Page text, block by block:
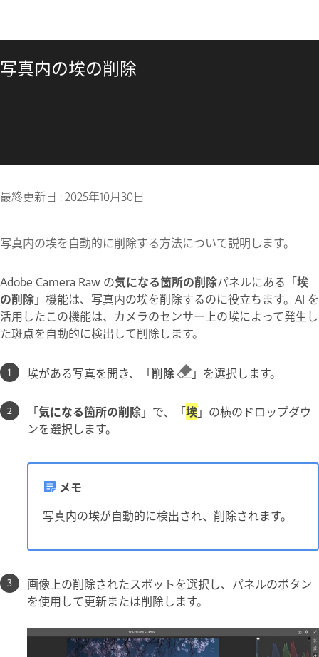
写真内の埃の削除
最終更新日 :2025年10月30日
写真内の埃を自動的に削除する方法について説明します。
Adobe Camera Raw の気になる箇所の削除パネルにある「埃
の削除」機能は、写真内の埃を削除するのに役立ちます。AI を
活用したこの機能は、カメラのセンサー上の埃によって発生し
た斑点を自動的に検出して削除します。
埃がある写真を開き、「削除 」を選択します。
「気になる箇所の削除」で、「埃」の横のドロップダウ
ンを選択します。
メモ
写真内の埃が自動的に検出され、削除されます。
画像上の削除されたスポットを選択し、パネルのボタン
を使用して更新または削除します。